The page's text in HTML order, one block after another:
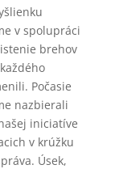
v spolupráci
brehov
Počasie
nazbierali
iniciatíve
v krúžku
Úsek,